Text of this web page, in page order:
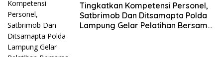
Tingkatkan Kompetensi Personel,
Satbrimob Dan Ditsamapta Polda
Lampung Gelar Pelatihan Bersama